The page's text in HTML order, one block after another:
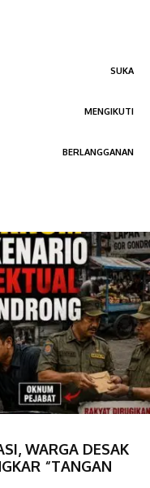
SUKA
MENGIKUTI
BERLANGGANAN
WARGA DESAK
“TANGAN